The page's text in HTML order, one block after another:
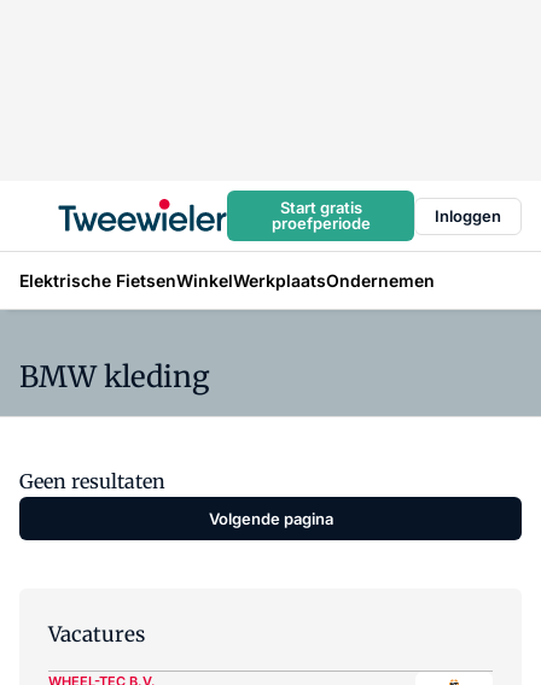
Start gratis
proefperiode
Inloggen
Elektrische FietsenWinkelWerkplaatsOndernemen
BMW kleding
Geen resultaten
Volgende pagina
Vacatures
WHEEL-TEC B.V.